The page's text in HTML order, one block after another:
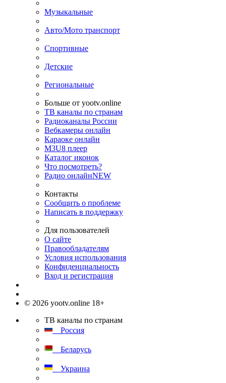
Музыкальные
Авто/Мото транспорт
Спортивные
Детские
Региональные
Больше от yootv.online
ТВ каналы по странам
Радиоканалы России
Вебкамеры онлайн
Караоке онлайн
M3U8 плеер
Каталог иконок
Что посмотреть?
Радио онлайнNEW
Контакты
Сообщить о проблеме
Написать в поддержку
Для пользователей
О сайте
Правообладателям
Условия использования
Конфиденциальность
Вход и регистрация
© 2026 yootv.online 18+
ТВ каналы по странам
Россия
Беларусь
Украина